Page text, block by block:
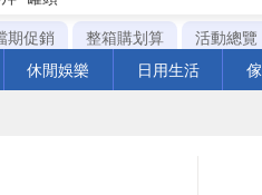
期促銷 整箱購划算 活動總覽
休閒娛樂 日用生活